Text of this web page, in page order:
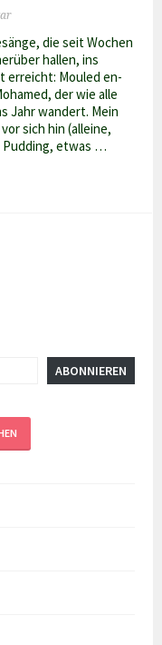
die seit Wochen
hallen, ins
erreicht: Mouled en-
der wie alle
Jahr wandert. Mein
sich hin (alleine,
Pudding, etwas …
ABONNIEREN